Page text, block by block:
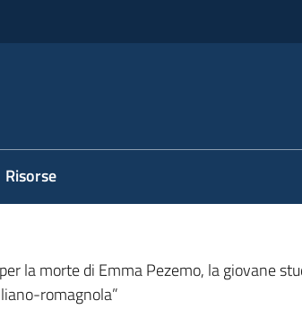
Risorse
la morte di Emma Pezemo, la giovane
romagnola”